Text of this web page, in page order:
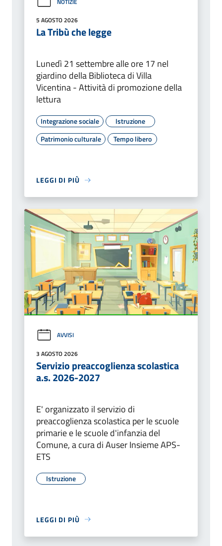
5 AGOSTO 2026
La Tribù che legge
Lunedì 21 settembre alle ore 17 nel
giardino della Biblioteca di Villa
Vicentina - Attività di promozione della
lettura
Integrazione sociale
Istruzione
Patrimonio culturale
Tempo libero
LEGGI DI PIÙ
AVVISI
3 AGOSTO 2026
Servizio preaccoglienza scolastica
a.s. 2026-2027
E' organizzato il servizio di
preaccoglienza scolastica per le scuole
primarie e le scuole d'infanzia del
Comune, a cura di Auser Insieme APS-
ETS
Istruzione
LEGGI DI PIÙ